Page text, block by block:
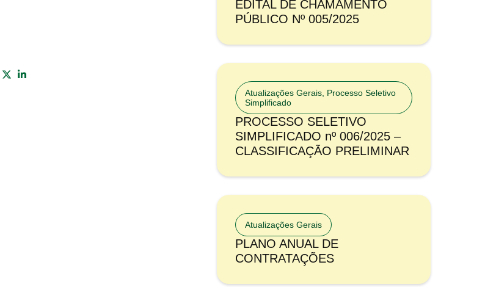
EDITAL DE CHAMAMENTO
PÚBLICO Nº 005/2025
Atualizações Gerais Processo Seletivo
Simplificado
PROCESSO SELETIVO
SIMPLIFICADO nº 006/2025 –
CLASSIFICAÇÃO PRELIMINAR
Atualizações Gerais
PLANO ANUAL DE
CONTRATAÇÕES